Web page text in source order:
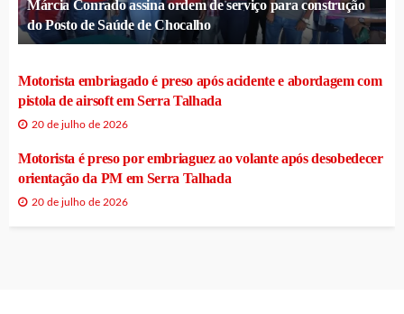
Márcia Conrado assina ordem de serviço para construção
do Posto de Saúde de Chocalho
Motorista embriagado é preso após acidente e abordagem com
pistola de airsoft em Serra Talhada
20 de julho de 2026
Motorista é preso por embriaguez ao volante após desobedecer
orientação da PM em Serra Talhada
20 de julho de 2026